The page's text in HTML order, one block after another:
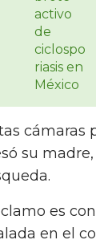
cámaras
su
es
en el